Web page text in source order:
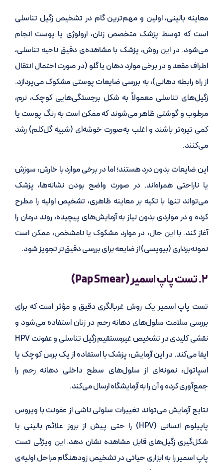
معاینه بالینی، اولین و مهم‌ترین گام در تشخیص زگیل تناسلی
است که توسط پزشک متخصص زنان، ارولوژی یا پوست انجام
می‌شود. در این روش، پزشک با مشاهده‌ی دقیق ناحیه تناسلی،
اطراف مقعد و در برخی موارد دهان یا گلو (در صورت احتمال انتقال
از راه رابطه دهانی)، به بررسی ضایعات پوستی مشکوک می‌پردازد.
زگیل‌های تناسلی معمولاً به شکل برجستگی‌هایی کوچک، نرم،
مرطوب و گوشتی ظاهر می‌شوند که ممکن است به رنگ پوست یا
کمی تیره‌تر باشند و اغلب به‌صورت خوشه‌ای (شبیه گل‌کلم) رشد
می‌کنند.
این ضایعات بدون درد هستند؛ اما در برخی موارد با خارش، سوزش
یا ناراحتی همراه‌اند. در صورت واضح بودن نشانه‌ها، پزشک
می‌تواند تنها با تکیه بر معاینه ظاهری، تشخیص اولیه را مطرح
کرده و در مواردی بدون نیاز به آزمایش‌های پیچیده، روند درمان را
آغاز کند. با این حال، در موارد مشکوک یا نامشخص، ممکن است
نمونه‌برداری (بیوپسی) از ضایعه برای بررسی دقیق‌تر تجویز شود.
۲. تست پاپ اسمیر (Pap Smear)
تست پاپ اسمیر یک روش غربالگری دقیق و مؤثر است که برای
بررسی سلامت سلول‌های دهانه رحم در زنان استفاده می‌شود و
نقشی کلیدی در تشخیص غیرمستقیم زگیل تناسلی و عفونت HPV
ایفا می‌کند. در این آزمایش، پزشک با استفاده از یک برس کوچک یا
اسپاتول، نمونه‌ای از سلول‌های سطح داخلی دهانه رحم را
جمع‌آوری کرده و آن را به آزمایشگاه ارسال می‌کند.
نتایج آزمایش می‌تواند تغییرات سلولی ناشی از عفونت با ویروس
پاپیلوم انسانی (HPV) را حتی پیش از بروز علائم بالینی یا
شکل‌گیری زگیل‌های قابل مشاهده نشان دهد. این ویژگی تست
پاپ اسمیر را به ابزاری حیاتی در تشخیص زودهنگام مراحل اولیه‌ی